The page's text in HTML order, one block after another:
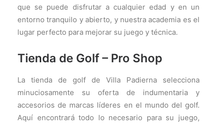
que se puede disfrutar a cualquier edad y en un
entorno tranquilo y abierto, y nuestra academia es el
lugar perfecto para mejorar su juego y técnica.
Tienda de Golf – Pro Shop
La tienda de golf de Villa Padierna selecciona
minuciosamente su oferta de indumentaria y
accesorios de marcas líderes en el mundo del golf.
Aquí encontrará todo lo necesario para su juego,